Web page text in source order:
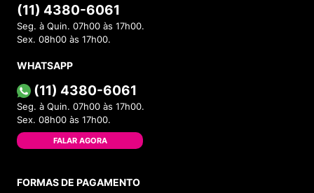
(11) 4380-6061
Seg. à Quin. 07h00 às 17h00.
Sex. 08h00 às 17h00.
WHATSAPP
(11) 4380-6061
Seg. à Quin. 07h00 às 17h00.
Sex. 08h00 às 17h00.
FALAR AGORA
FORMAS DE PAGAMENTO